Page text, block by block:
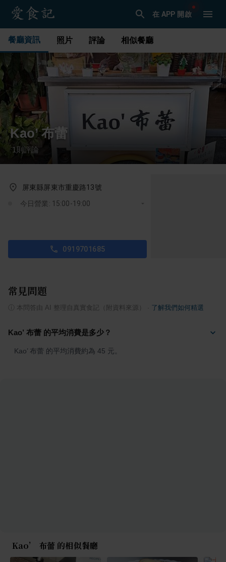
在 APP 開啟
餐廳資訊 照片 評論 相似餐廳
Kao’ 布蕾
·1 則評論
屏東縣屏東市重慶路13號
今日營業: 15:00-19:00
0919701685
常見問題
本問答由 AI 整理自真實食記（附資料來源） 了解我們如何精選
Kao’ 布蕾 的平均消費是多少？
Kao’ 布蕾 的平均消費約為 45 元。
Kao’ 布蕾 的相似餐廳